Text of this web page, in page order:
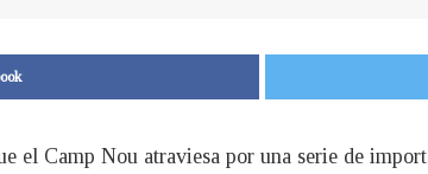
el Camp Nou atraviesa por una serie de